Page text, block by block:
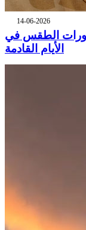
14-06-2026
الطقس في
الأيام القادمة